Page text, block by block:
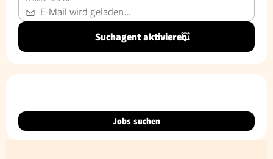
Suchagent aktivieren
Jobs suchen